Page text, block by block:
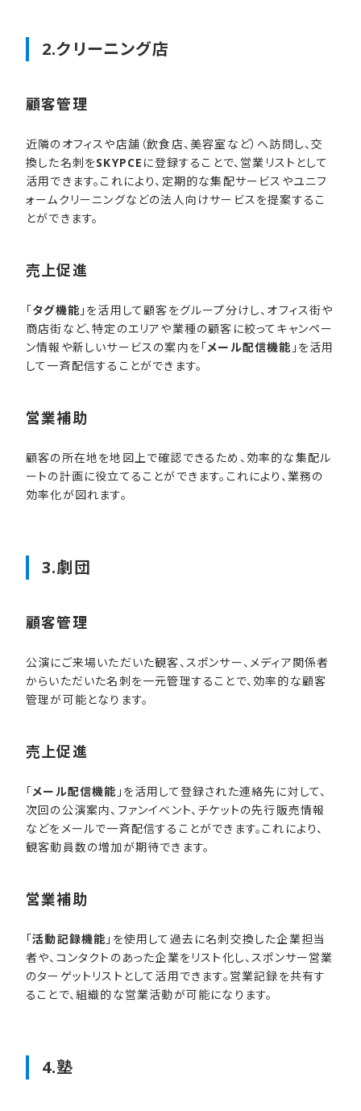
2.クリーニング店
顧客管理
近隣のオフィスや店舗（飲食店、美容室など）へ訪問し、交
換した名刺をSKYPCE に登録することで、営業リストとして
活用できます。これにより、定期的な集配サービスやユニフ
ォームクリーニングなどの法人向けサービスを提案するこ
とができます。
売上促進
「タグ機能 」を活用して顧客をグループ分けし、オフィス街や
商店街など、特定のエリアや業種の顧客に絞ってキャンペー
ン情報や新しいサービスの案内を「メール配信機能 」を活用
して一斉配信することができます。
営業補助
顧客の所在地を地図上で確認できるため、効率的な集配ル
ートの計画に役立てることができます。これにより、業務の
効率化が図れます。
3.劇団
顧客管理
公演にご来場いただいた観客、スポンサー、メディア関係者
からいただいた名刺を一元管理することで、効率的な顧客
管理が可能となります。
売上促進
「メール配信機能 」を活用して登録された連絡先に対して、
次回の公演案内、ファンイベント、チケットの先行販売情報
などをメールで一斉配信することができます。これにより、
観客動員数の増加が期待できます。
営業補助
「活動記録機能 」を使用して過去に名刺交換した企業担当
者や、コンタクトのあった企業をリスト化し、スポンサー営業
のターゲットリストとして活用できます。営業記録を共有す
ることで、組織的な営業活動が可能になります。
4.塾